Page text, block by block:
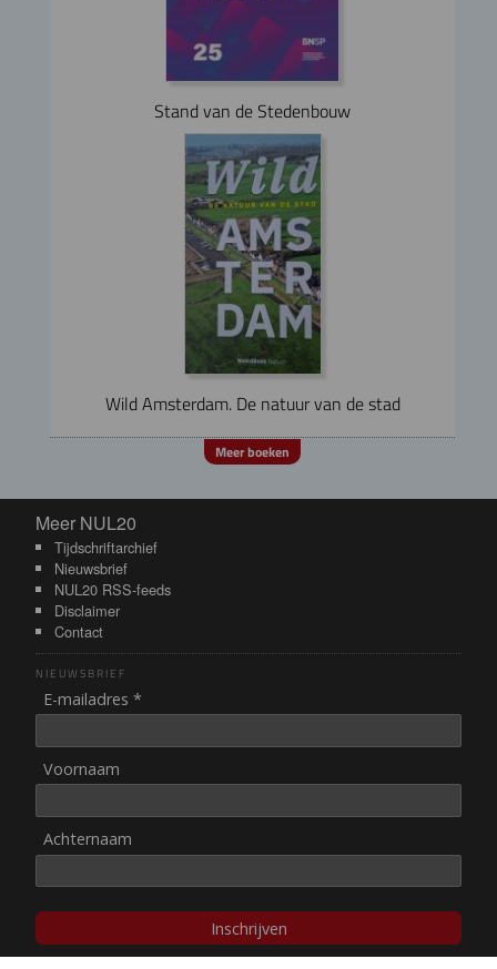
Stand van de Stedenbouw
Wild Amsterdam. De natuur van de stad
Meer boeken
Meer NUL20
Meer NUL20
Tijdschriftarchief
Nieuwsbrief
NUL20 RSS-feeds
Disclaimer
Contact
NIEUWSBRIEF
E-mailadres *
Voornaam
Achternaam
Inschrijven